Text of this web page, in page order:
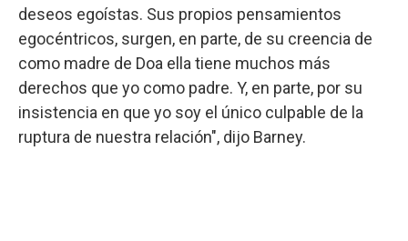
deseos egoístas. Sus propios pensamientos
egocéntricos, surgen, en parte, de su creencia de
como madre de Doa ella tiene muchos más
derechos que yo como padre. Y, en parte, por su
insistencia en que yo soy el único culpable de la
ruptura de nuestra relación", dijo Barney.